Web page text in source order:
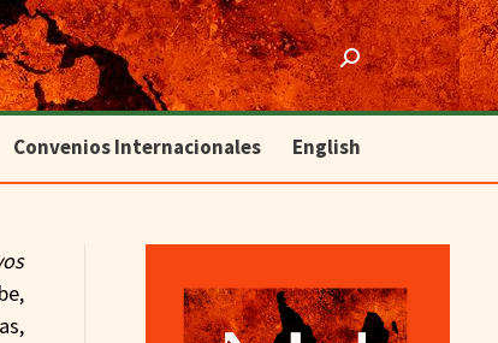
Search:
Convenios Internacionales English
Convenios Internacionales English